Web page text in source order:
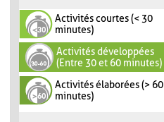
Activités courtes (< 30
minutes)
Activités développées
(Entre 30 et 60 minutes)
Activités élaborées (> 60
minutes)